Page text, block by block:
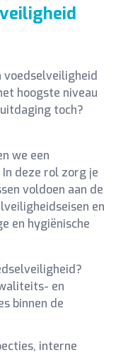
hoogste niveau
toch?
we een
deze rol zorg je
voldoen aan de
en
en hygiënische
en
binnen de
interne